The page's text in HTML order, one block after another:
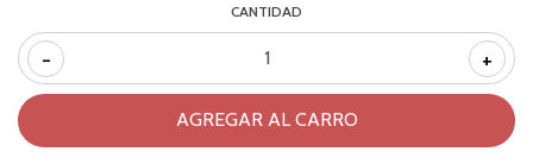
CANTIDAD
- +